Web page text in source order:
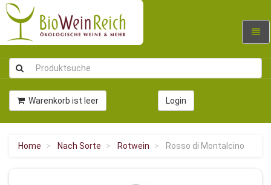
Warenkorb ist leer Login
Home Nach Sorte Rotwein Rosso di Montalcino